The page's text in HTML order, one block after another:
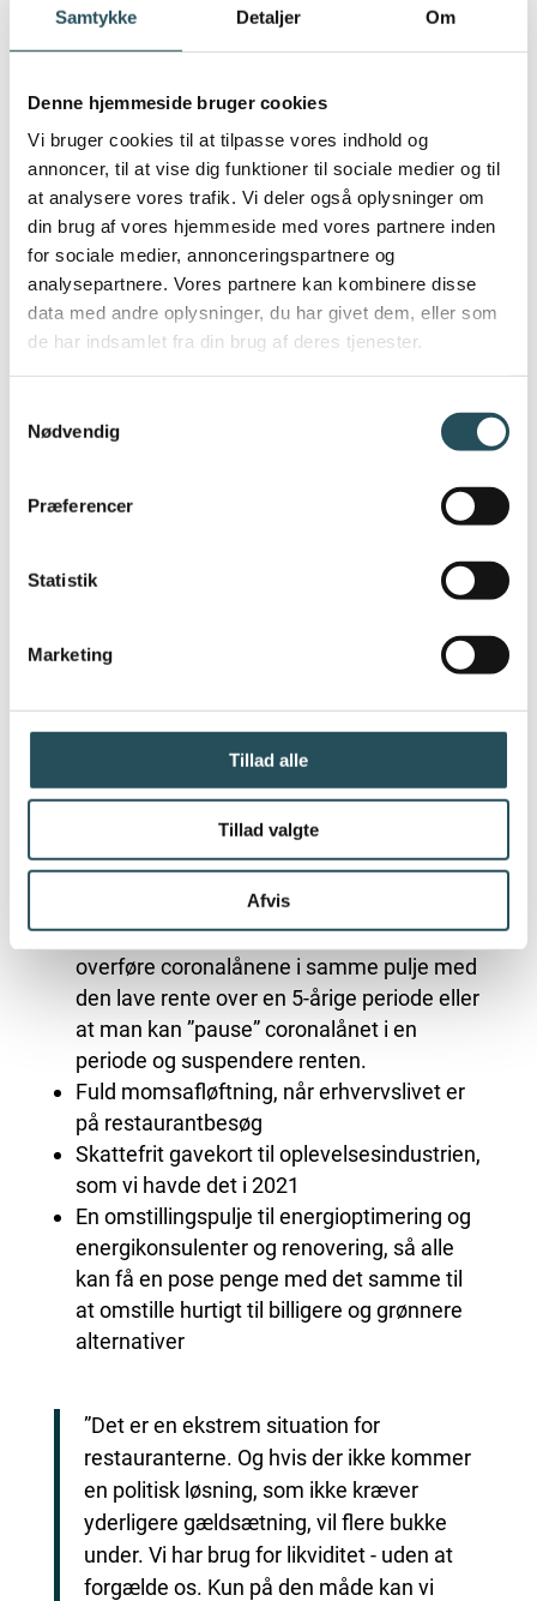
Samtykke Detaljer Om
Denne hjemmeside bruger cookies
Vi bruger cookies til at tilpasse vores indhold og
annoncer, til at vise dig funktioner til sociale medier og til
at analysere vores trafik. Vi deler også oplysninger om
din brug af vores hjemmeside med vores partnere inden
for sociale medier, annonceringspartnere og
analysepartnere. Vores partnere kan kombinere disse
data med andre oplysninger, du har givet dem, eller som
de har indsamlet fra din brug af deres tjenester.
Nødvendig
Præferencer
Statistik
Marketing
Tillad alle
Tillad valgte
Afvis
sidste år
betales af på til en tårnhøj rente på over 8
Nu har vi så også en energikrise vi skal
igennem - det har vi simpelthen ikke
likviditet til
CORONALÅN PÅ PAUSE
“Vi frygter at flere vil bukke under, og vi
hjemme, hvis vi sætter priserne yderligere
fortsætter: “Uanset, hvor vi kigger hen er der
at hæve priserne efter de voldsomme
stigninger på råvarepriserne - det begynder
skruer for meget på den knap.”
give likviditet på den korte bane og skabe
optimisme på den lange:
Et minusfradrag/målrettet støtte gennem
elafgiftssystemet i en begrænset periode.
Fjernelse af momsen på el
At man med regeringens energilån kan
overføre coronalånene i samme pulje med
den lave rente over en 5-årige periode eller
at man kan ”pause” coronalånet i en
periode og suspendere renten.
Fuld momsafløftning, når erhvervslivet er
på restaurantbesøg
Skattefrit gavekort til oplevelsesindustrien,
som vi havde det i 2021
En omstillingspulje til energioptimering og
energikonsulenter og renovering, så alle
kan få en pose penge med det samme til
at omstille hurtigt til billigere og grønnere
alternativer
”Det er en ekstrem situation for
restauranterne. Og hvis der ikke kommer
en politisk løsning, som ikke kræver
yderligere gældsætning, vil flere bukke
under. Vi har brug for likviditet - uden at
forgælde os. Kun på den måde kan vi